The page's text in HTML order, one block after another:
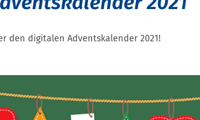
den digitalen Adventskalender 2021!